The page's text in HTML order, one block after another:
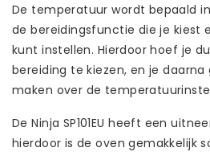
De temperatuur wordt bepaald in
de bereidingsfunctie die je kiest
kunt instellen. Hierdoor hoef je
bereiding te kiezen, en je
maken over de
De Ninja SP101EU heeft een
hierdoor is de oven gemakkelijk